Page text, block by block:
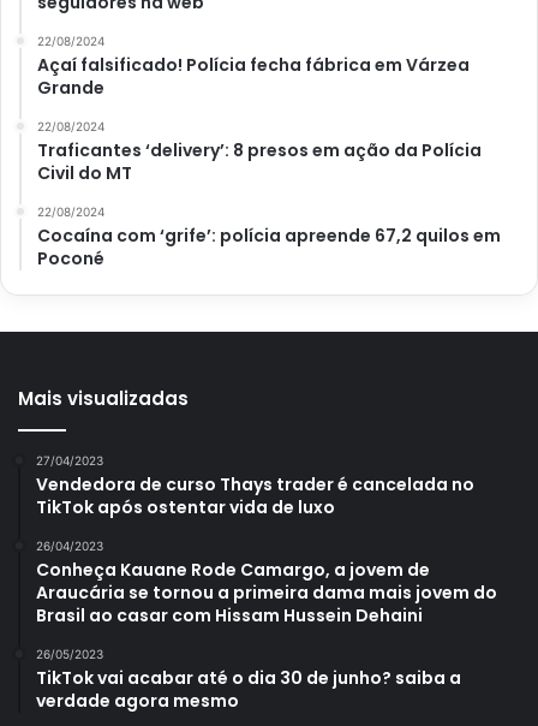
22/08/2024
Açaí falsificado! Polícia fecha fábrica em Várzea
Grande
22/08/2024
Traficantes ‘delivery’: 8 presos em ação da Polícia
Civil do MT
22/08/2024
Cocaína com ‘grife’: polícia apreende 67,2 quilos em
Poconé
Mais visualizadas
27/04/2023
Vendedora de curso Thays trader é cancelada no
TikTok após ostentar vida de luxo
26/04/2023
Conheça Kauane Rode Camargo, a jovem de
Araucária se tornou a primeira dama mais jovem do
Brasil ao casar com Hissam Hussein Dehaini
26/05/2023
TikTok vai acabar até o dia 30 de junho? saiba a
verdade agora mesmo